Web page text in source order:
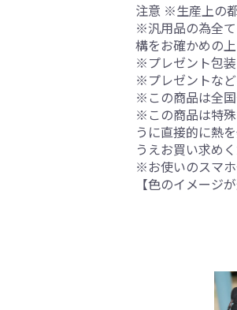
注意 ※生産上の
※汎用品の為全
構をお確かめの
※プレゼント包
※プレゼントなど
※この商品は全国
※この商品は特
うに直接的に熱
うえお買い求めく
※お使いのスマホ
【色のイメージ